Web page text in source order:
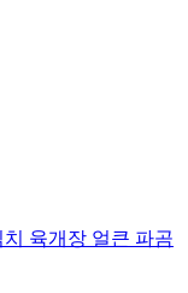
육개장 얼큰 파곰